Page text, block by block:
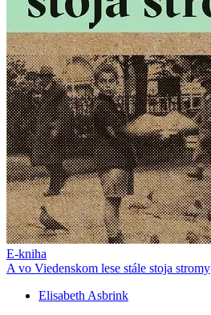
E-kniha
A vo Viedenskom lese stále stoja stromy
Elisabeth Asbrink